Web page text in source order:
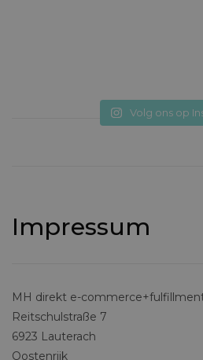
Volg ons op
Impressum
MH direkt e-
Reitschulstraße 7
6923 Lauterach
Oostenrijk